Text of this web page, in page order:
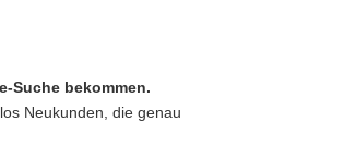
Suche bekommen.
Neukunden, die genau